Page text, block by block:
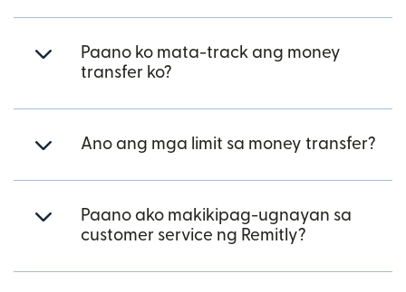
Paano ko mata-track ang money
transfer ko?
Ano ang mga limit sa money transfer?
Paano ako makikipag-ugnayan sa
customer service ng Remitly?